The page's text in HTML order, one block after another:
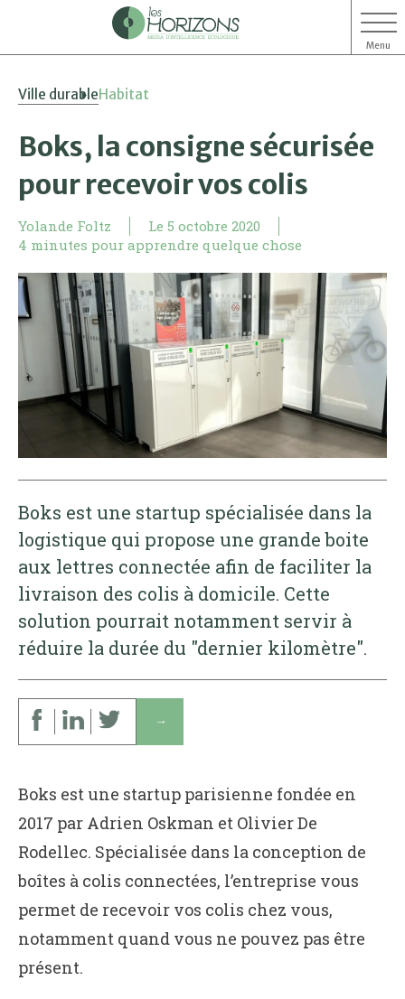
Menu
Ville durableHabitat
Boks, la consigne sécurisée
pour recevoir vos colis
Yolande Foltz Le 5 octobre 2020
4 minutes pour apprendre quelque chose
Boks est une startup spécialisée dans la
logistique qui propose une grande boite
aux lettres connectée afin de faciliter la
livraison des colis à domicile. Cette
solution pourrait notamment servir à
réduire la durée du "dernier kilomètre".
↓
Boks est une startup parisienne fondée en
2017 par Adrien Oskman et Olivier De
Rodellec. Spécialisée dans la conception de
boîtes à colis connectées, l’entreprise vous
permet de recevoir vos colis chez vous,
notamment quand vous ne pouvez pas être
présent.